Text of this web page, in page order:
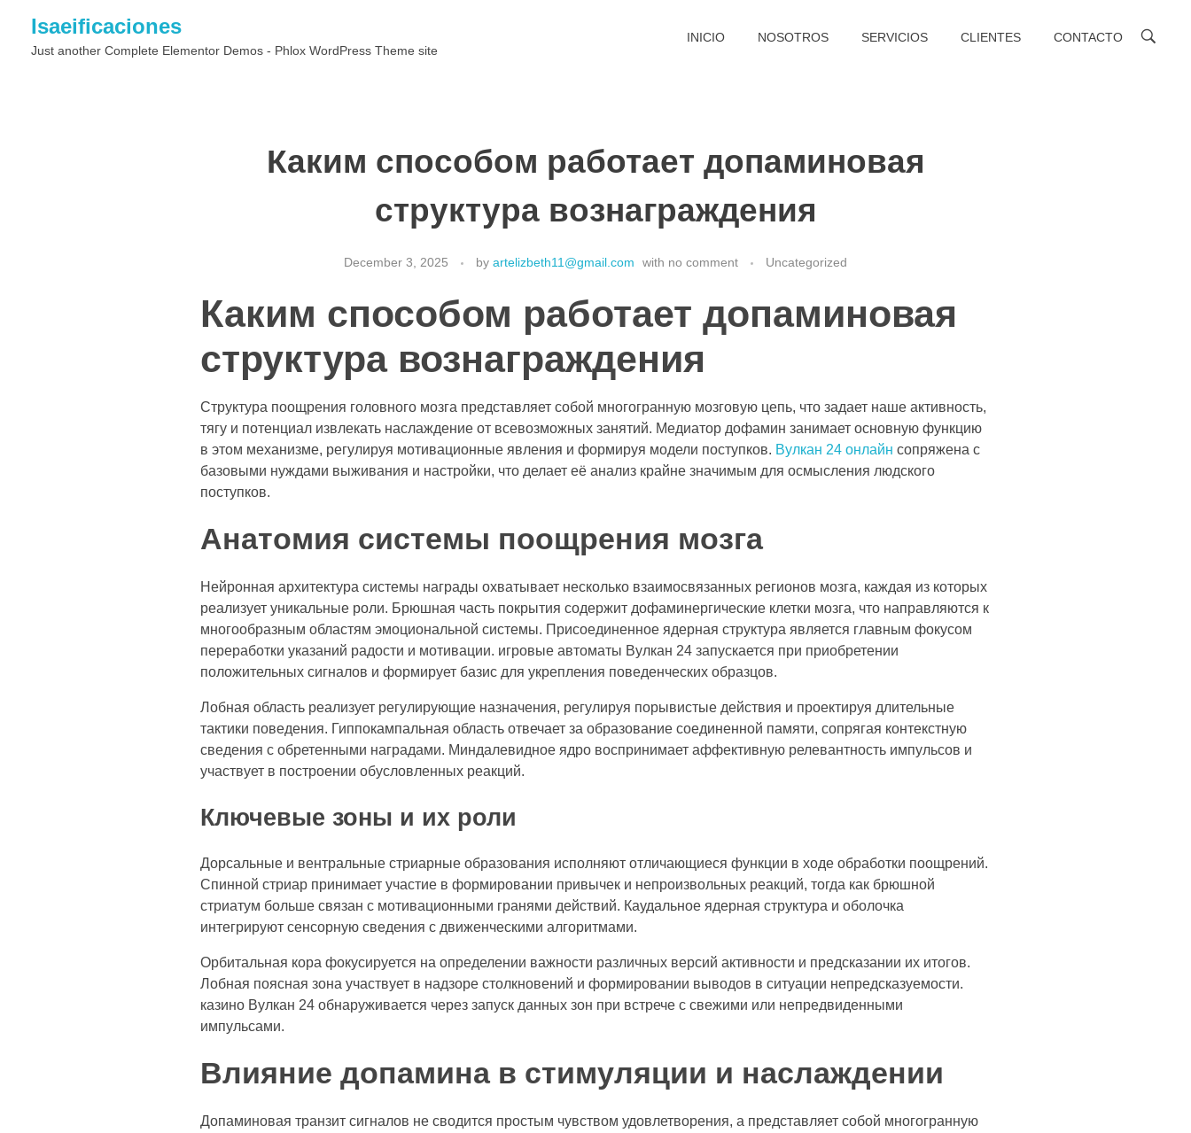
Isaeificaciones
Just another Complete Elementor Demos - Phlox WordPress Theme site
INICIO NOSOTROS SERVICIOS CLIENTES CONTACTO
Каким способом работает допаминовая
структура вознаграждения
December 3, 2025 by artelizbeth11@gmail.com with no comment Uncategorized
Каким способом работает допаминовая
структура вознаграждения
Структура поощрения головного мозга представляет собой многогранную мозговую цепь, что задает наше активность,
тягу и потенциал извлекать наслаждение от всевозможных занятий. Медиатор дофамин занимает основную функцию
в этом механизме, регулируя мотивационные явления и формируя модели поступков. Вулкан 24 онлайн сопряжена с
базовыми нуждами выживания и настройки, что делает её анализ крайне значимым для осмысления людского
поступков.
Анатомия системы поощрения мозга
Нейронная архитектура системы награды охватывает несколько взаимосвязанных регионов мозга, каждая из которых
реализует уникальные роли. Брюшная часть покрытия содержит дофаминергические клетки мозга, что направляются к
многообразным областям эмоциональной системы. Присоединенное ядерная структура является главным фокусом
переработки указаний радости и мотивации. игровые автоматы Вулкан 24 запускается при приобретении
положительных сигналов и формирует базис для укрепления поведенческих образцов.
Лобная область реализует регулирующие назначения, регулируя порывистые действия и проектируя длительные
тактики поведения. Гиппокампальная область отвечает за образование соединенной памяти, сопрягая контекстную
сведения с обретенными наградами. Миндалевидное ядро воспринимает аффективную релевантность импульсов и
участвует в построении обусловленных реакций.
Ключевые зоны и их роли
Дорсальные и вентральные стриарные образования исполняют отличающиеся функции в ходе обработки поощрений.
Спинной стриар принимает участие в формировании привычек и непроизвольных реакций, тогда как брюшной
стриатум больше связан с мотивационными гранями действий. Каудальное ядерная структура и оболочка
интегрируют сенсорную сведения с движенческими алгоритмами.
Орбитальная кора фокусируется на определении важности различных версий активности и предсказании их итогов.
Лобная поясная зона участвует в надзоре столкновений и формировании выводов в ситуации непредсказуемости.
казино Вулкан 24 обнаруживается через запуск данных зон при встрече с свежими или непредвиденными
импульсами.
Влияние допамина в стимуляции и наслаждении
Допаминовая транзит сигналов не сводится простым чувством удовлетворения, а представляет собой многогранную